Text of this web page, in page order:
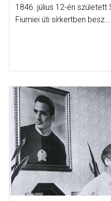
1846. július 12-én született
Fiumiei úti sírkertben besz...